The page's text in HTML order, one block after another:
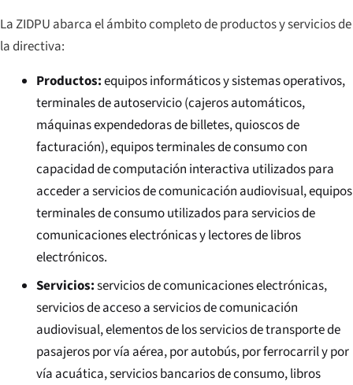
La ZIDPU abarca el ámbito completo de productos y servicios de
la directiva:
Productos:equipos informáticos y sistemas operativos,
terminales de autoservicio (cajeros automáticos,
máquinas expendedoras de billetes, quioscos de
facturación), equipos terminales de consumo con
capacidad de computación interactiva utilizados para
acceder a servicios de comunicación audiovisual, equipos
terminales de consumo utilizados para servicios de
comunicaciones electrónicas y lectores de libros
electrónicos.
Servicios:servicios de comunicaciones electrónicas,
servicios de acceso a servicios de comunicación
audiovisual, elementos de los servicios de transporte de
pasajeros por vía aérea, por autobús, por ferrocarril y por
vía acuática, servicios bancarios de consumo, libros